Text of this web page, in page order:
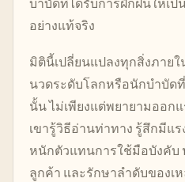
อย่างแท้จริง
มิตินี้เปลี่ยนแปลงทุกสิ่งภาย
นวดระดับโลกหรือนักบำบัด
นั้น ไม่เพียงแต่พยายามออก
เขารู้วิธีอ่านท่าทาง รู้สึกมีแ
หนักตัวแทนการใช้มือบังคับ
ลูกค้า และรักษาลำดับของเ